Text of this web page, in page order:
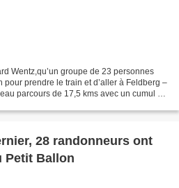
Wentz,qu’un groupe de 23 personnes
pour prendre le train et d’aller à Feldberg –
parcours de 17,5 kms avec un cumul de
28 randonneurs ont
Petit Ballon